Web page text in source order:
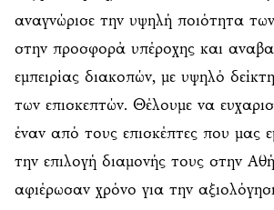
αναγνώρισε την υψηλή ποιότητα
στην προσφορά υπέροχης και
εμπειρίας διακοπών, με υψηλό
των επισκεπτών. Θέλουμε να
έναν από τους επισκέπτες που μας
την επιλογή διαμονής τους στην
αφιέρωσαν χρόνο για την